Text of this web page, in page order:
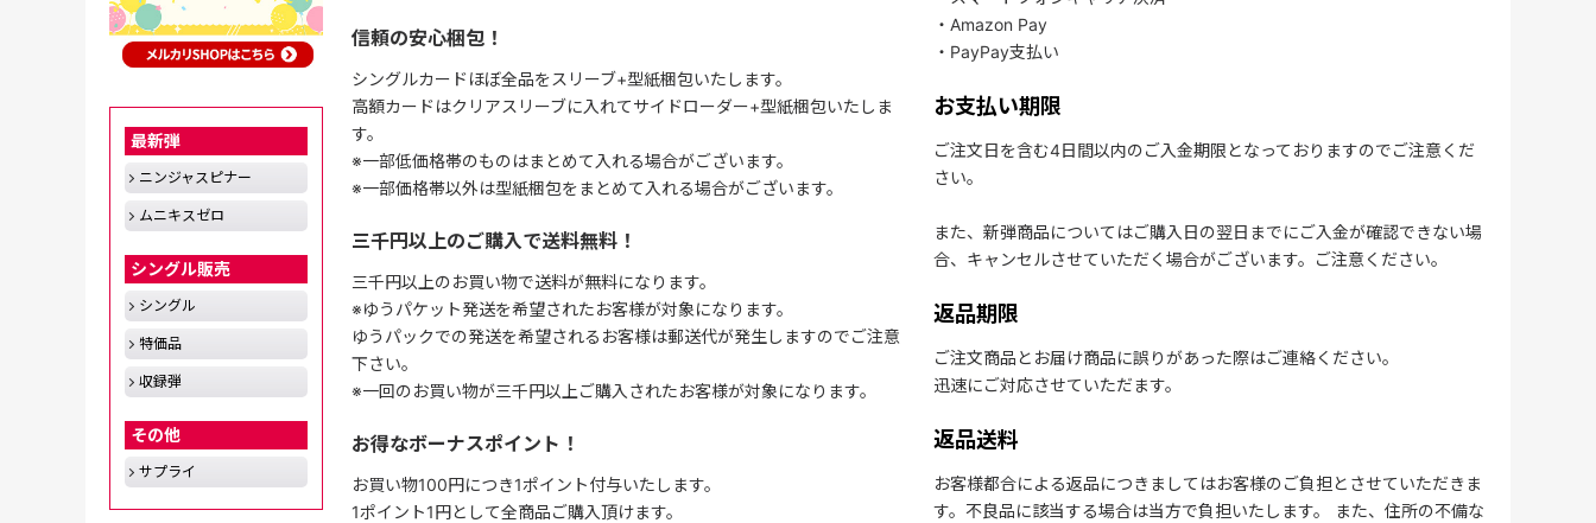
信頼の安心梱包！
シングルカードほぼ全品をスリーブ+型紙梱包いたします。
高額カードはクリアスリーブに入れてサイドローダー+型紙梱包いたしま
す。
※一部低価格帯のものはまとめて入れる場合がございます。
※一部価格帯以外は型紙梱包をまとめて入れる場合がございます。
三千円以上のご購入で送料無料！
三千円以上のお買い物で送料が無料になります。
※ゆうパケット発送を希望されたお客様が対象になります。
ゆうパックでの発送を希望されるお客様は郵送代が発生しますのでご注意
下さい。
※一回のお買い物が三千円以上ご購入されたお客様が対象になります。
お得なボーナスポイント！
お買い物100円につき1ポイント付与いたします。
1ポイント1円として全商品ご購入頂けます。
・Amazon Pay
・PayPay支払い
お支払い期限
ご注文日を含む4日間以内のご入金期限となっておりますのでご注意くだ
さい。
また、新弾商品についてはご購入日の翌日までにご入金が確認できない場
合、キャンセルさせていただく場合がございます。ご注意ください。
返品期限
ご注文商品とお届け商品に誤りがあった際はご連絡ください。
迅速にご対応させていただます。
返品送料
お客様都合による返品につきましてはお客様のご負担とさせていただきま
す。不良品に該当する場合は当方で負担いたします。 また、住所の不備な
最新弾
ニンジャスピナー
ムニキスゼロ
シングル販売
シングル
特価品
収録弾
その他
サプライ